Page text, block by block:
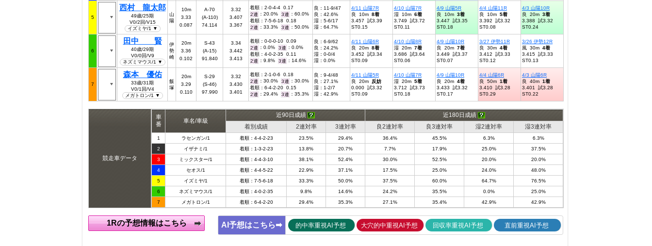
5
西村 龍太郎
49歳/25期
V0/2回/V15
イズミヤ/1 ▼
山
陽
10m
3.33
0.087
A-70
(A-110)
74.114
3.32
3.407
3.367
着順：2-0-4-4 0.17
2連 ：20.0% 3連 ：60.0%
着順：7-5-6-18 0.18
2連 ：33.3% 3連 ：50.0%
良：11-9/47
良：42.6%
湿：5-6/17
湿：64.7%
4/11 山陽7R
良 10m 8着
3.457 試3.39
ST0.15
4/10 山陽7R
湿 10m 6着
3.749 試3.72
ST0.11
4/9 山陽5R
良 10m 3着
3.447 試3.35
ST0.18
4/4 山陽11R
良 10m 5着
3.392 試3.32
ST0.08
4/3 山陽10R
良 20m 3着
3.388 試3.32
ST0.24
6
田中 賢
40歳/29期
V0/0回/V9
ネズミマウス/1 ▼
伊
勢
崎
20m
3.36
0.102
S-43
(A-15)
91.840
3.34
3.442
3.413
着順：0-0-0-10 0.09
2連 ：0.0% 3連 ：0.0%
着順：4-0-2-35 0.11
2連 ：9.8% 3連 ：14.6%
良：6-9/62
良：24.2%
湿：0-0/4
湿：0.0%
4/11 山陽6R
良 20m 8着
3.452 試3.34
ST0.09
4/10 山陽8R
湿 20m 7着
3.686 試3.64
ST0.06
4/9 山陽10R
良 20m 7着
3.449 試3.37
ST0.07
3/27 伊勢11R
良 30m 4着
3.412 試3.33
ST0.12
3/26 伊勢12R
風 30m 4着
3.415 試3.33
ST0.13
7
森本 優佑
33歳/31期
V0/1回/V4
メガトロン/1 ▼
飯
塚
20m
3.29
0.110
S-29
(S-46)
97.990
3.32
3.430
3.401
着順：2-1-0-6 0.18
2連 ：30.0% 3連 ：30.0%
着順：6-4-2-20 0.15
2連 ：29.4% 3連 ：35.3%
良：9-4/48
良：27.1%
湿：1-2/7
湿：42.9%
4/11 山陽5R
良 20m 反妨
0.000 試3.32
ST0.09
4/10 山陽7R
湿 20m 5着
3.712 試3.73
ST0.18
4/9 山陽10R
良 20m 4着
3.433 試3.32
ST0.17
4/4 山陽6R
良 50m 1着
3.410 試3.28
ST0.29
4/3 山陽6R
良 40m 1着
3.401 試3.28
ST0.22
競走車データ
車
番
車名/車級
近90日成績
近180日成績
着別成績
2連対率 3連対率 良2連対率 良3連対率 湿2連対率 湿3連対率
1 ラセンガン/1 着順：4-4-2-23 23.5% 29.4% 36.4% 45.5% 6.3%
6.3%
2
イザナミ/1 着順：1-3-2-23 13.8% 20.7% 7.7% 17.9% 25.0%
37.5%
3
ミックスター/1 着順：4-4-3-10 38.1% 52.4% 30.0% 52.5% 20.0%
20.0%
4
セオス/1 着順：4-4-5-22 22.9% 37.1% 17.5% 25.0% 24.0%
48.0%
5
イズミヤ/1 着順：7-5-6-18 33.3% 50.0% 37.5% 60.0% 64.7%
76.5%
6
ネズミマウス/1 着順：4-0-2-35 9.8% 14.6% 24.2% 35.5% 0.0%
25.0%
7
メガトロン/1 着順：6-4-2-20 29.4% 35.3% 27.1% 35.4% 42.9% 42.9%
1Rの予想情報はこちら AI予想はこちら➡ 的中率重視AI予想 大穴的中重視AI予想 回収率重視AI予想 直前重視AI予想